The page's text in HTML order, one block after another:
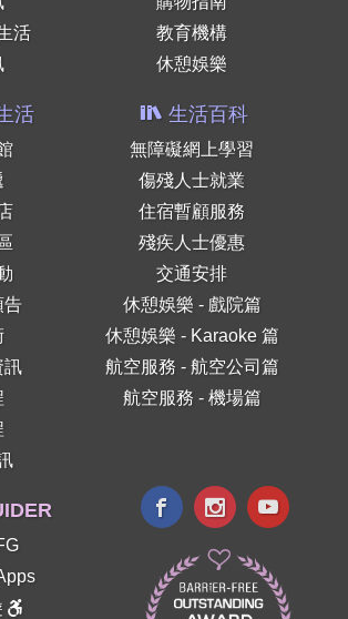
活
教育機構
休憩娛樂
活
告
訊
生活百科
無障礙網上學習
傷殘人士就業
住宿暫顧服務
殘疾人士優惠
交通安排
休憩娛樂 - 戲院篇
休憩娛樂 - Karaoke 篇
航空服務 - 航空公司篇
航空服務 - 機場篇